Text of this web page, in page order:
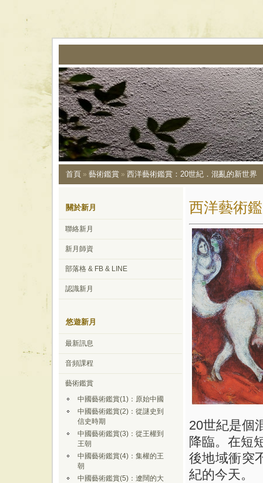
首頁 » 藝術鑑賞 » 西洋藝術鑑賞：20世紀．混亂的新世界
關於新月
聯絡新月
新月師資
部落格 & FB & LINE
認識新月
悠遊新月
最新訊息
音頻課程
藝術鑑賞
中國藝術鑑賞(1)：原始中國
中國藝術鑑賞(2)：從謎史到
信史時期
中國藝術鑑賞(3)：從王權到
王朝
中國藝術鑑賞(4)：集權的王
朝
中國藝術鑑賞(5)：遼闊的大
西洋藝術
20世紀是個
降臨。在短
後地域衝突
紀的今天。